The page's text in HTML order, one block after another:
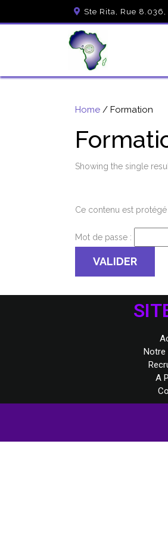
Ste Rita, Rue 8.036,
Home / Formation
Showing the single
Ce contenu est
Mot de passe :
Notre
A